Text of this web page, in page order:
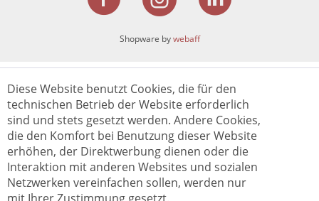
Shopware bywebaff
Diese Website benutzt Cookies, die für den
technischen Betrieb der Website erforderlich
sind und stets gesetzt werden. Andere Cookies,
die den Komfort bei Benutzung dieser Website
erhöhen, der Direktwerbung dienen oder die
Interaktion mit anderen Websites und sozialen
Netzwerken vereinfachen sollen, werden nur